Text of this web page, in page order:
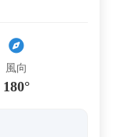
風向
180°